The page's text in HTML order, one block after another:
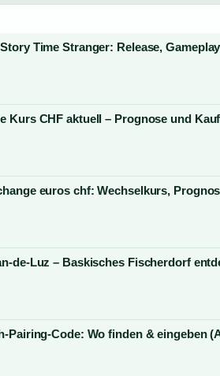
Time Stranger: Release,
Kurs CHF aktuell – Prognose und
euros chf: Wechselkurs,
de-Luz – Baskisches Fischerdorf
Pairing-Code: Wo finden & eingeben